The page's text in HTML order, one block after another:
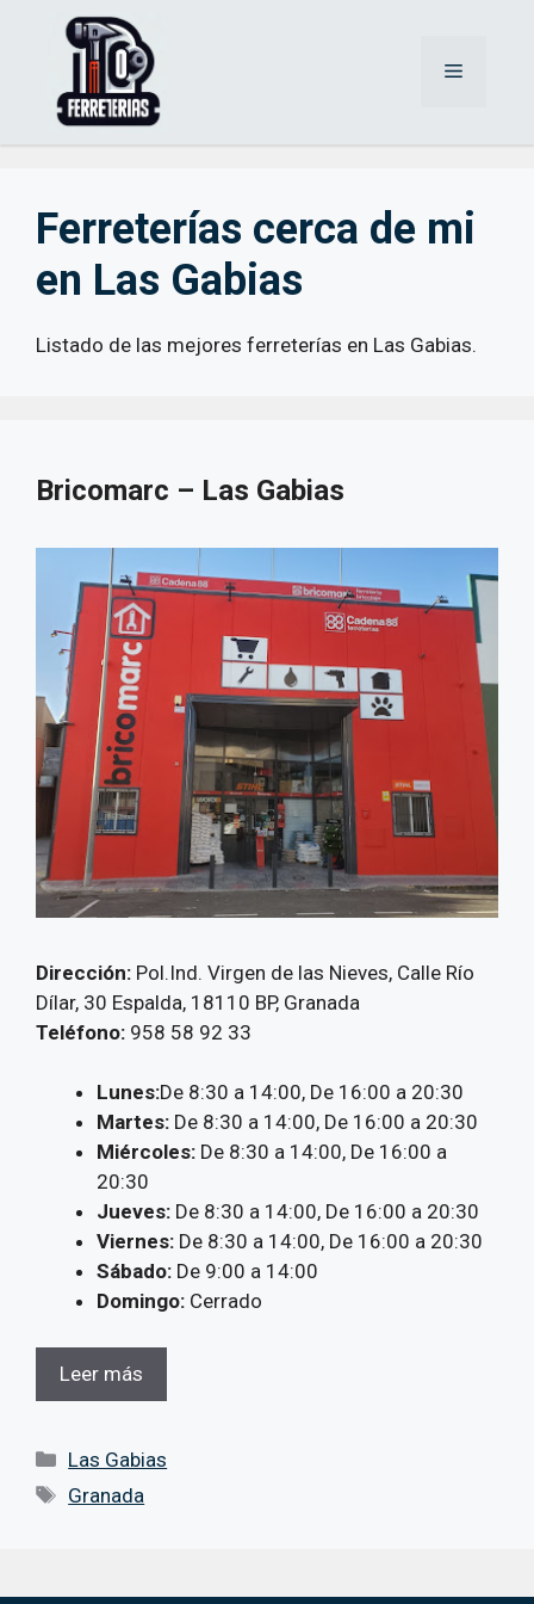
Menú
Ferreterías cerca de mi
en Las Gabias
Listado de las mejores ferreterías en Las Gabias.
Bricomarc – Las Gabias
Dirección: Pol.Ind. Virgen de las Nieves, Calle Río
Dílar, 30 Espalda, 18110 BP, Granada
Teléfono: 958 58 92 33
Lunes:De 8:30 a 14:00, De 16:00 a 20:30
Martes: De 8:30 a 14:00, De 16:00 a 20:30
Miércoles: De 8:30 a 14:00, De 16:00 a
20:30
Jueves: De 8:30 a 14:00, De 16:00 a 20:30
Viernes: De 8:30 a 14:00, De 16:00 a 20:30
Sábado: De 9:00 a 14:00
Domingo: Cerrado
Leer más
Categorías
Las Gabias
Etiquetas
Granada